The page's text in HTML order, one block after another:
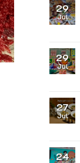
29
Jul
29
Jul
27
Jul
24